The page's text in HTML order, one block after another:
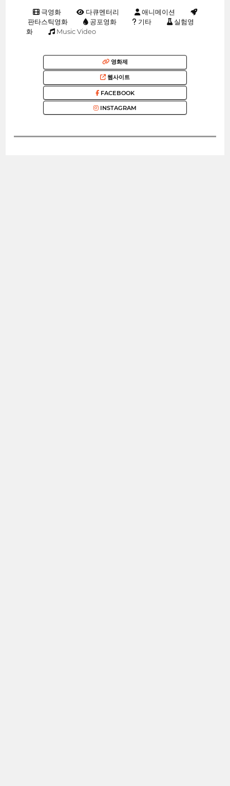
극영화 다큐멘터리
애니메이션
판타스틱영화
공포영화 기타
실험영
화
Music Video
영화제
웹사이트
FACEBOOK
INSTAGRAM